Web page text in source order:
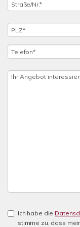
Ich habe die
stimme zu, dass